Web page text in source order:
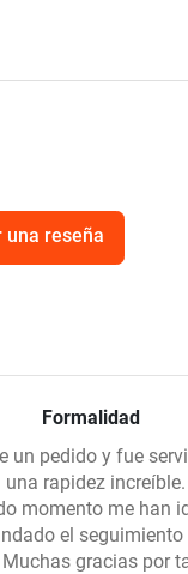
una reseña
Formalidad
un pedido y fue
una rapidez increíble.
momento me han
el seguimiento
gracias por